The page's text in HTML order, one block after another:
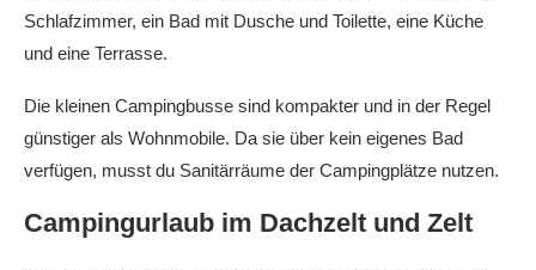
Schlafzimmer, ein Bad mit Dusche und Toilette, eine Küche
und eine Terrasse.
Die kleinen Campingbusse sind kompakter und in der Regel
günstiger als Wohnmobile. Da sie über kein eigenes Bad
verfügen, musst du Sanitärräume der Campingplätze nutzen.
Campingurlaub im Dachzelt und Zelt